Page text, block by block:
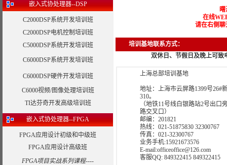
嵌入式协处理器--DSP
C2000DSP系统开发培训班
C2000DSP电机控制培训班
C5000DSP系统开发培训班
C6000DSP系统开发培训班
C6000DSP硬件开发培训班
C6000视频/图像处理培训班
TI达芬奇开发高级培训班
嵌入式协处理器--FPGA
FPGA应用设计初级和中级班
FPGA应用设计高级班
FPGA项目实战系列课程----
在线
请在右侧
培训基地联系方式：
双休日、节假日及晚上可致
上海总部培训基地
地址：上海市云屏路1399号26#
310。
（地铁11号线白银路站2号出口
路交叉口）
邮编：201821
热线：021-51875830 32300767
传真：021-32300767
业务手机:15921673576
E-mail:officeoffice@126.com
客服QQ: 849322415 849322415